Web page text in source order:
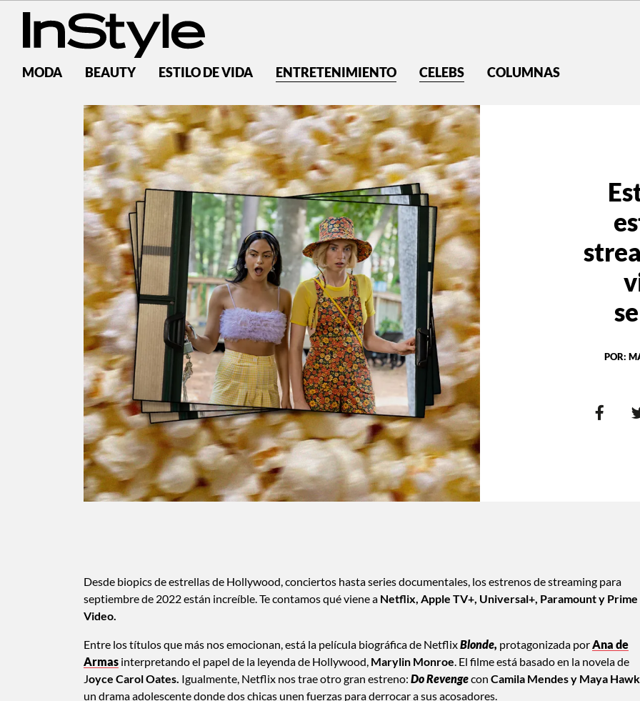
MODA BEAUTY ESTILO DE VIDA ENTRETENIMIENTO CELEBS COLUMNAS
POR:
Desde biopics de estrellas de Hollywood, conciertos hasta series documentales, los estrenos de streaming para
septiembre de 2022 están increíble. Te contamos qué viene a Netflix, Apple TV+, Universal+, Paramount y Prime
Video.
Entre los títulos que más nos emocionan, está la película biográfica de NetflixBlonde, protagonizada por Ana de
Armas interpretando el papel de la leyenda de Hollywood, Marylin Monroe . El filme está basado en la novela de
Joyce Carol Oates. Igualmente, Netflix nos trae otro gran estreno: Do Revengecon Camila Mendes y Maya
un drama adolescente donde dos chicas unen fuerzas para derrocar a sus acosadores.